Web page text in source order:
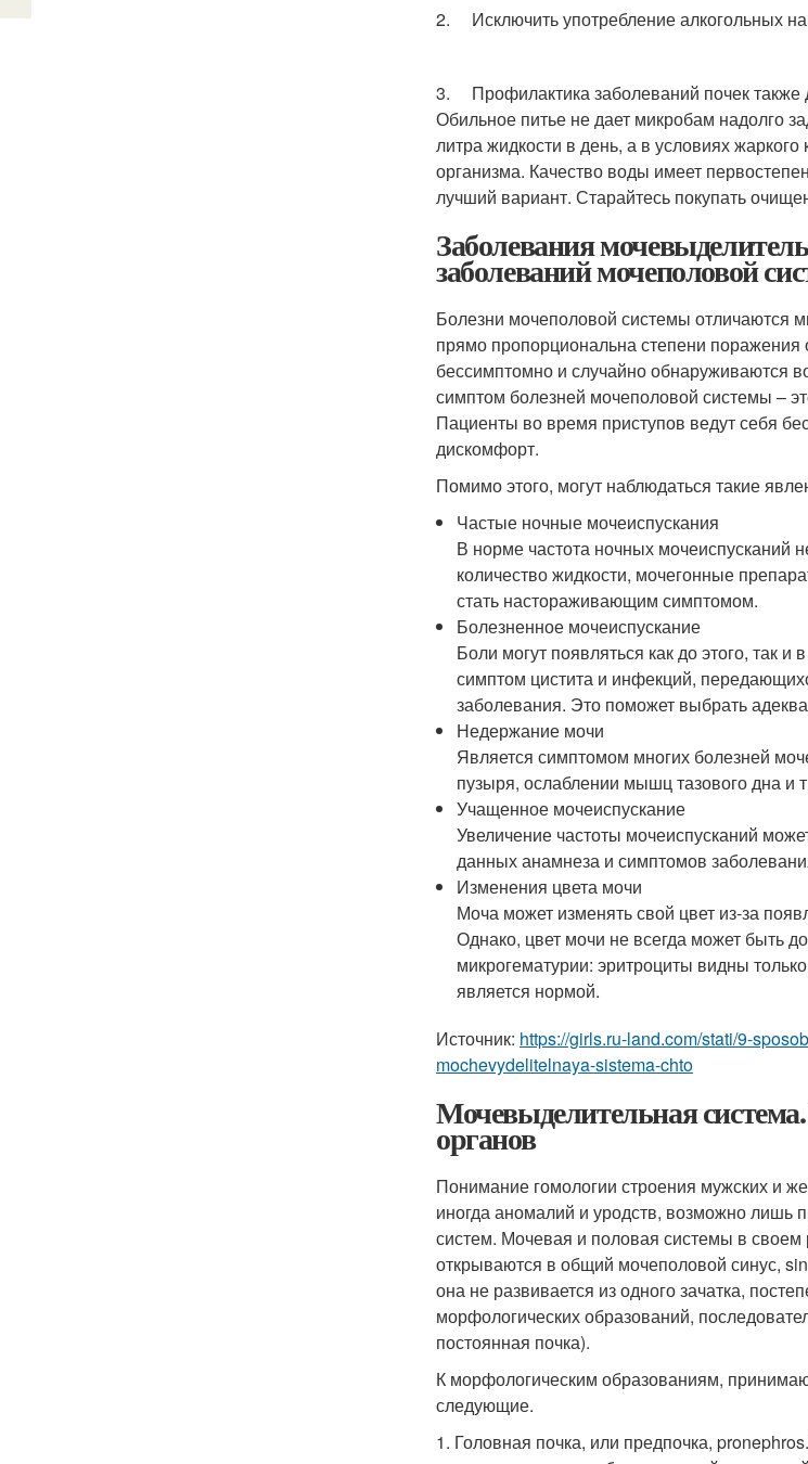
2. Исключить употребление алкогольных
3. Профилактика заболеваний почек также
Обильное питье не дает микробам надолго
литра жидкости в день, а в условиях
организма. Качество воды имеет
лучший вариант. Старайтесь покупать
Заболевания
заболеваний мочеполовой
Болезни мочеполовой системы отличаются
прямо пропорциональна степени
бессимптомно и случайно обнаруживаются
симптом болезней мочеполовой системы –
Пациенты во время приступов ведут себя
дискомфорт.
Помимо этого, могут наблюдаться такие
Частые ночные мочеиспускания
В норме частота ночных мочеиспусканий
количество жидкости, мочегонные
стать настораживающим симптомом.
Болезненное мочеиспускание
Боли могут появляться как до этого, так
симптом цистита и инфекций,
заболевания. Это поможет выбрать
Недержание мочи
Является симптомом многих болезней
пузыря, ослаблении мышц тазового дна и
Учащенное мочеиспускание
Увеличение частоты мочеиспусканий
данных анамнеза и симптомов
Изменения цвета мочи
Моча может изменять свой цвет из-за
Однако, цвет мочи не всегда может быть
микрогематурии: эритроциты видны
является нормой.
Источник: https://girls.ru-land.com/stati/9-
mochevydelitelnaya-sistema-chto
Мочевыделительная
органов
Понимание гомологии строения мужских и
иногда аномалий и уродств, возможно лишь
систем. Мочевая и половая системы в своем
открываются в общий мочеполовой синус,
она не развивается из одного зачатка,
морфологических образований,
постоянная почка).
К морфологическим образованиям,
следующие.
1. Головная почка, или предпочка,